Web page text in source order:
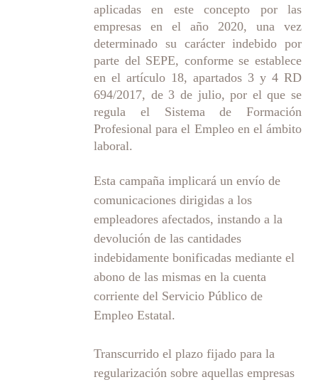
aplicadas en este concepto por las
empresas en el año 2020, una vez
determinado su carácter indebido por
parte del SEPE, conforme se establece
en el artículo 18, apartados 3 y 4 RD
694/2017, de 3 de julio, por el que se
regula el Sistema de Formación
Profesional para el Empleo en el ámbito
laboral.
Esta campaña implicará un envío de
comunicaciones dirigidas a los
empleadores afectados, instando a la
devolución de las cantidades
indebidamente bonificadas mediante el
abono de las mismas en la cuenta
corriente del Servicio Público de
Empleo Estatal.
Transcurrido el plazo fijado para la
regularización sobre aquellas empresas